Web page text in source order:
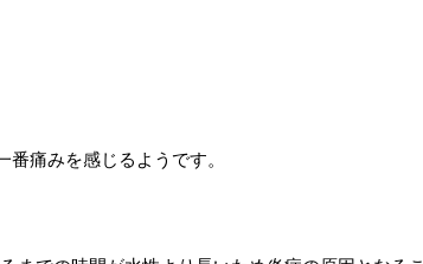
痛みを感じるようです。